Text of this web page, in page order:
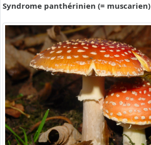
Syndrome panthérinien (= muscarien)